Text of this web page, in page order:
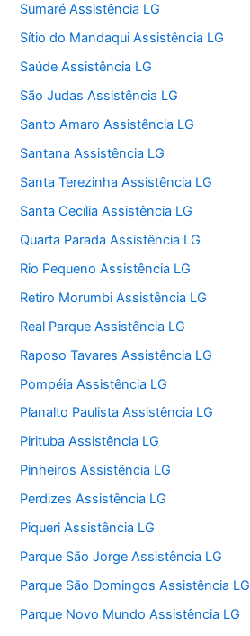
Sumaré Assistência LG
Sítio do Mandaqui Assistência LG
Saúde Assistência LG
São Judas Assistência LG
Santo Amaro Assistência LG
Santana Assistência LG
Santa Terezinha Assistência LG
Santa Cecília Assistência LG
Quarta Parada Assistência LG
Rio Pequeno Assistência LG
Retiro Morumbi Assistência LG
Real Parque Assistência LG
Raposo Tavares Assistência LG
Pompéia Assistência LG
Planalto Paulista Assistência LG
Pirituba Assistência LG
Pinheiros Assistência LG
Perdizes Assistência LG
Piqueri Assistência LG
Parque São Jorge Assistência LG
Parque São Domingos Assistência LG
Parque Novo Mundo Assistência LG